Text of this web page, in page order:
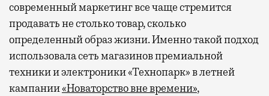
современный маркетинг все чаще стремится
продавать не столько товар, сколько
определенный образ жизни. Именно такой подход
использовала сеть магазинов премиальной
техники и электроники «Технопарк» в летней
кампании«Новаторство вне времени»,